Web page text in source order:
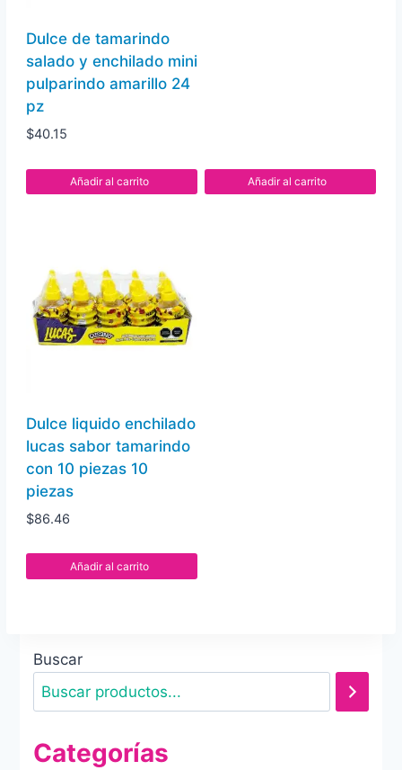
Dulce de tamarindo
salado y enchilado mini
pulparindo amarillo 24
pz
$40.15
Añadir al carrito Añadir al carrito
Dulce liquido enchilado
lucas sabor tamarindo
con 10 piezas 10
piezas
$86.46
Añadir al carrito
Buscar
Categorías